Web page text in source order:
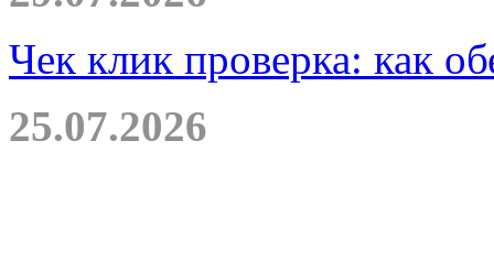
Чек клик проверка: как
25.07.2026